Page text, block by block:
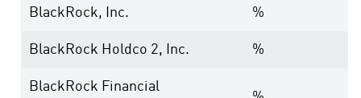
BlackRock, Inc. %
BlackRock Holdco 2, Inc. %
BlackRock Financial